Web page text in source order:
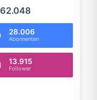
62.048
28.006
Abonnenten
13.915
Follower